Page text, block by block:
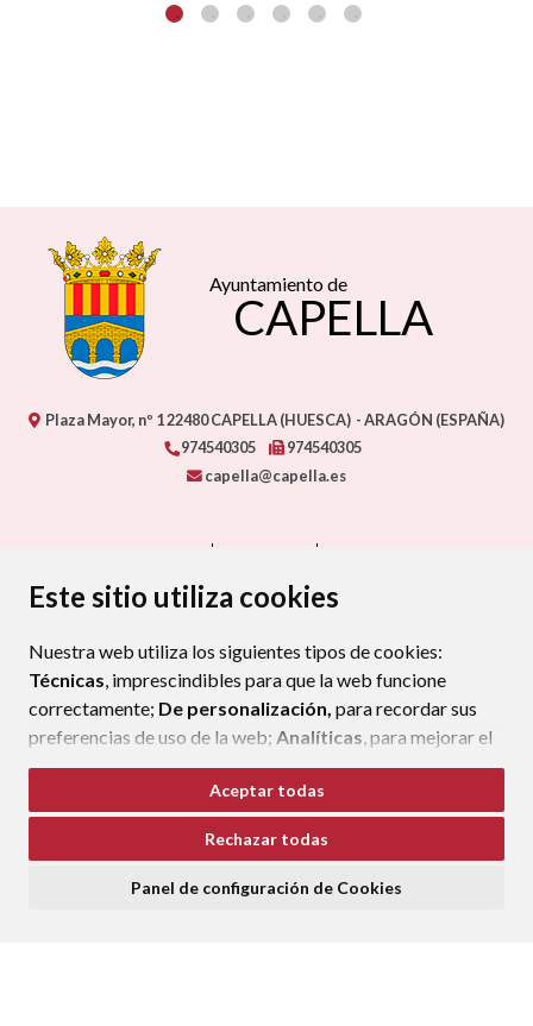
Este sitio utiliza cookies
Nuestra web utiliza los siguientes tipos de cookies:
Técnicas, imprescindibles para que la web funcione
correctamente; De personalización, para recordar sus
preferencias de uso de la web; Analíticas, para mejorar el
funcionamiento de la web y sus servicios.
Si acepta pulsando el botón“Aceptar todas”
consideramos que acepta su uso. Si pulsa el botón
ninguna acción, se guardarán las cookies técnicas
Aceptar todas
Rechazar todas
Panel de configuración de Cookies
Ayuntamiento de
CAPELLA
Plaza Mayor, nº 122480CAPELLA (HUESCA) - ARAGÓN (ESPAÑA)
974540305
974540305
capella@capella.es
PROTECCIÓN DE DATOS
POLÍTICA DE COOKIES